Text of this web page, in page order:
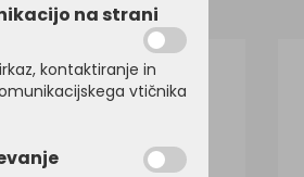
Delovne hlače
na strani
kontaktiranje in
vtičnika